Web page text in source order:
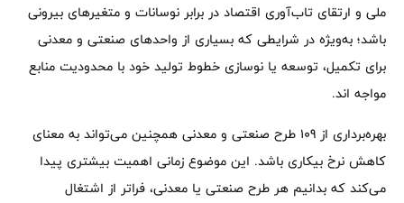
ملی و ارتقای تاب‌آوری اقتصاد در برابر نوسانات و متغیرهای بیرونی
باشد؛ به‌ویژه در شرایطی که بسیاری از واحدهای صنعتی و معدنی
برای تکمیل، توسعه یا نوسازی خطوط تولید خود با محدودیت منابع
مواجه اند.
بهره‌برداری از 109 طرح صنعتی و معدنی همچنین می‌تواند به معنای
کاهش نرخ بیکاری باشد. این موضوع زمانی اهمیت بیشتری پیدا
می‌کند که بدانیم هر طرح صنعتی یا معدنی، فراتر از اشتغال